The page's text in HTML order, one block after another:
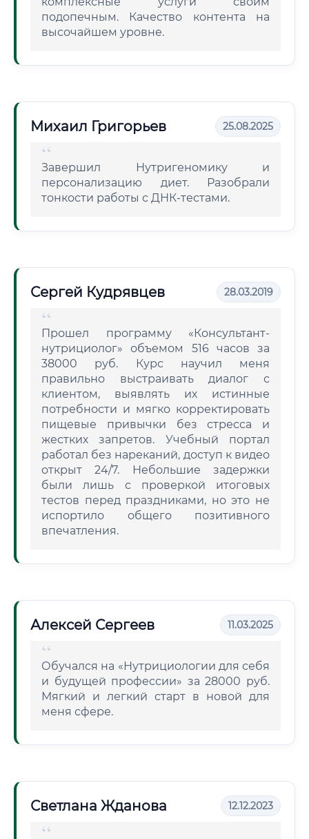
подопечным. Качество контента на
высочайшем уровне.
Михаил Григорьев 25.08.2025
Завершил Нутригеномику и
персонализацию диет. Разобрали
тонкости работы с ДНК-тестами.
Сергей Кудрявцев 28.03.2019
Прошел программу «Консультант-
нутрициолог» объемом 516 часов за
38000 руб. Курс научил меня
правильно выстраивать диалог с
клиентом, выявлять их истинные
потребности и мягко корректировать
пищевые привычки без стресса и
жестких запретов. Учебный портал
работал без нареканий, доступ к видео
открыт 24/7. Небольшие задержки
были лишь с проверкой итоговых
тестов перед праздниками, но это не
испортило общего позитивного
впечатления.
Алексей Сергеев 11.03.2025
Обучался на «Нутрициологии для себя
и будущей профессии» за 28000 руб.
Мягкий и легкий старт в новой для
меня сфере.
Светлана Жданова 12.12.2023